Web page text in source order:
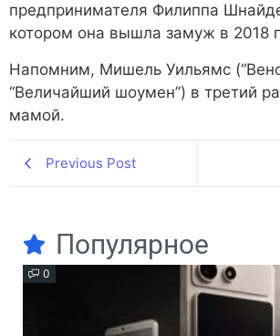
предпринимателя Филиппа
котором она вышла замуж в 2018
Напомним, Мишель Уильямс
“Величайший шоумен”) в третий
мамой.
Previous Post
Популярное
0